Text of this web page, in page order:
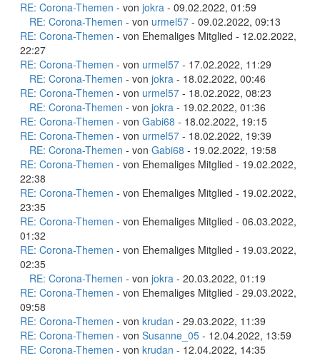
RE: Corona-Themen - von jokra - 09.02.2022, 01:59
RE: Corona-Themen - von urmel57 - 09.02.2022, 09:13
RE: Corona-Themen - von Ehemaliges Mitglied - 12.02.2022,
22:27
RE: Corona-Themen - von urmel57 - 17.02.2022, 11:29
RE: Corona-Themen - von jokra - 18.02.2022, 00:46
RE: Corona-Themen - von urmel57 - 18.02.2022, 08:23
RE: Corona-Themen - von jokra - 19.02.2022, 01:36
RE: Corona-Themen - von Gabi68 - 18.02.2022, 19:15
RE: Corona-Themen - von urmel57 - 18.02.2022, 19:39
RE: Corona-Themen - von Gabi68 - 19.02.2022, 19:58
RE: Corona-Themen - von Ehemaliges Mitglied - 19.02.2022,
22:38
RE: Corona-Themen - von Ehemaliges Mitglied - 19.02.2022,
23:35
RE: Corona-Themen - von Ehemaliges Mitglied - 06.03.2022,
01:32
RE: Corona-Themen - von Ehemaliges Mitglied - 19.03.2022,
02:35
RE: Corona-Themen - von jokra - 20.03.2022, 01:19
RE: Corona-Themen - von Ehemaliges Mitglied - 29.03.2022,
09:58
RE: Corona-Themen - von krudan - 29.03.2022, 11:39
RE: Corona-Themen - von Susanne_05 - 12.04.2022, 13:59
RE: Corona-Themen - von krudan - 12.04.2022, 14:35